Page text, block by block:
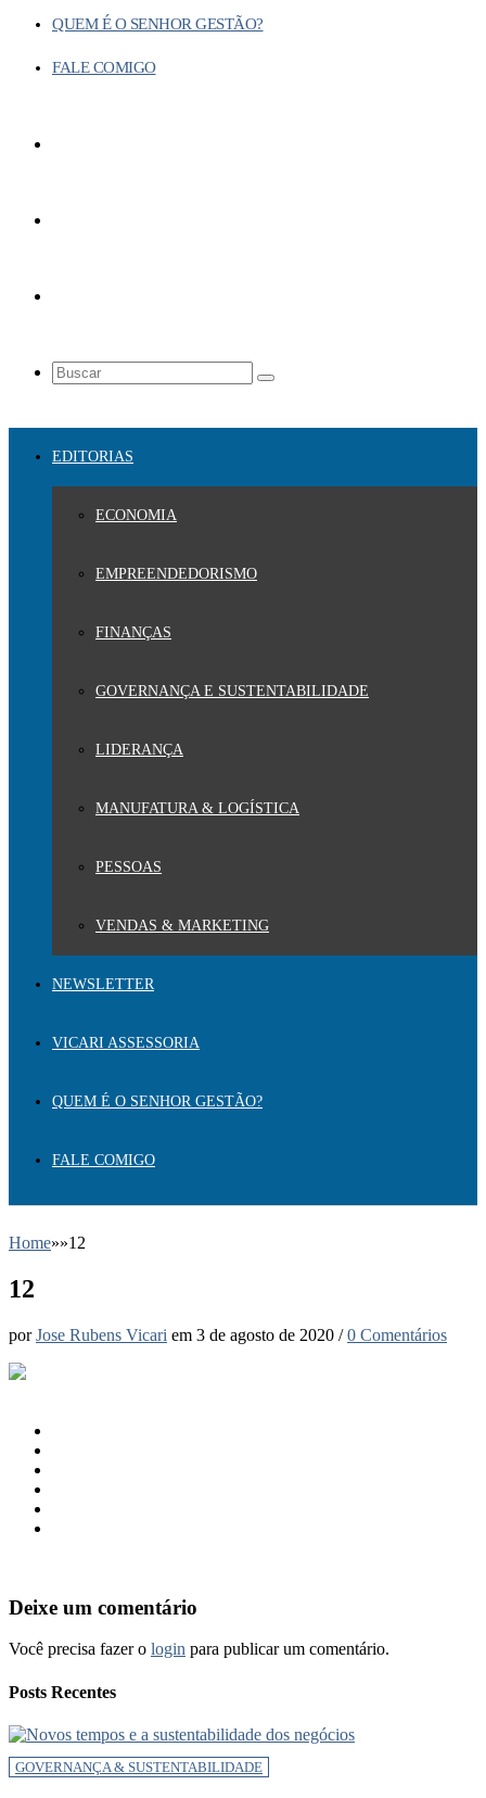
QUEM É O SENHOR GESTÃO?
FALE COMIGO
EDITORIAS
ECONOMIA
EMPREENDEDORISMO
FINANÇAS
GOVERNANÇA E SUSTENTABILIDADE
LIDERANÇA
MANUFATURA & LOGÍSTICA
PESSOAS
VENDAS & MARKETING
NEWSLETTER
VICARI ASSESSORIA
QUEM É O SENHOR GESTÃO?
FALE COMIGO
Home»»12
12
porJose Rubens Vicari em 3 de agosto de 2020 /0 Comentários
Deixe um comentário
Você precisa fazer o login para publicar um comentário.
Posts Recentes
GOVERNANÇA & SUSTENTABILIDADE